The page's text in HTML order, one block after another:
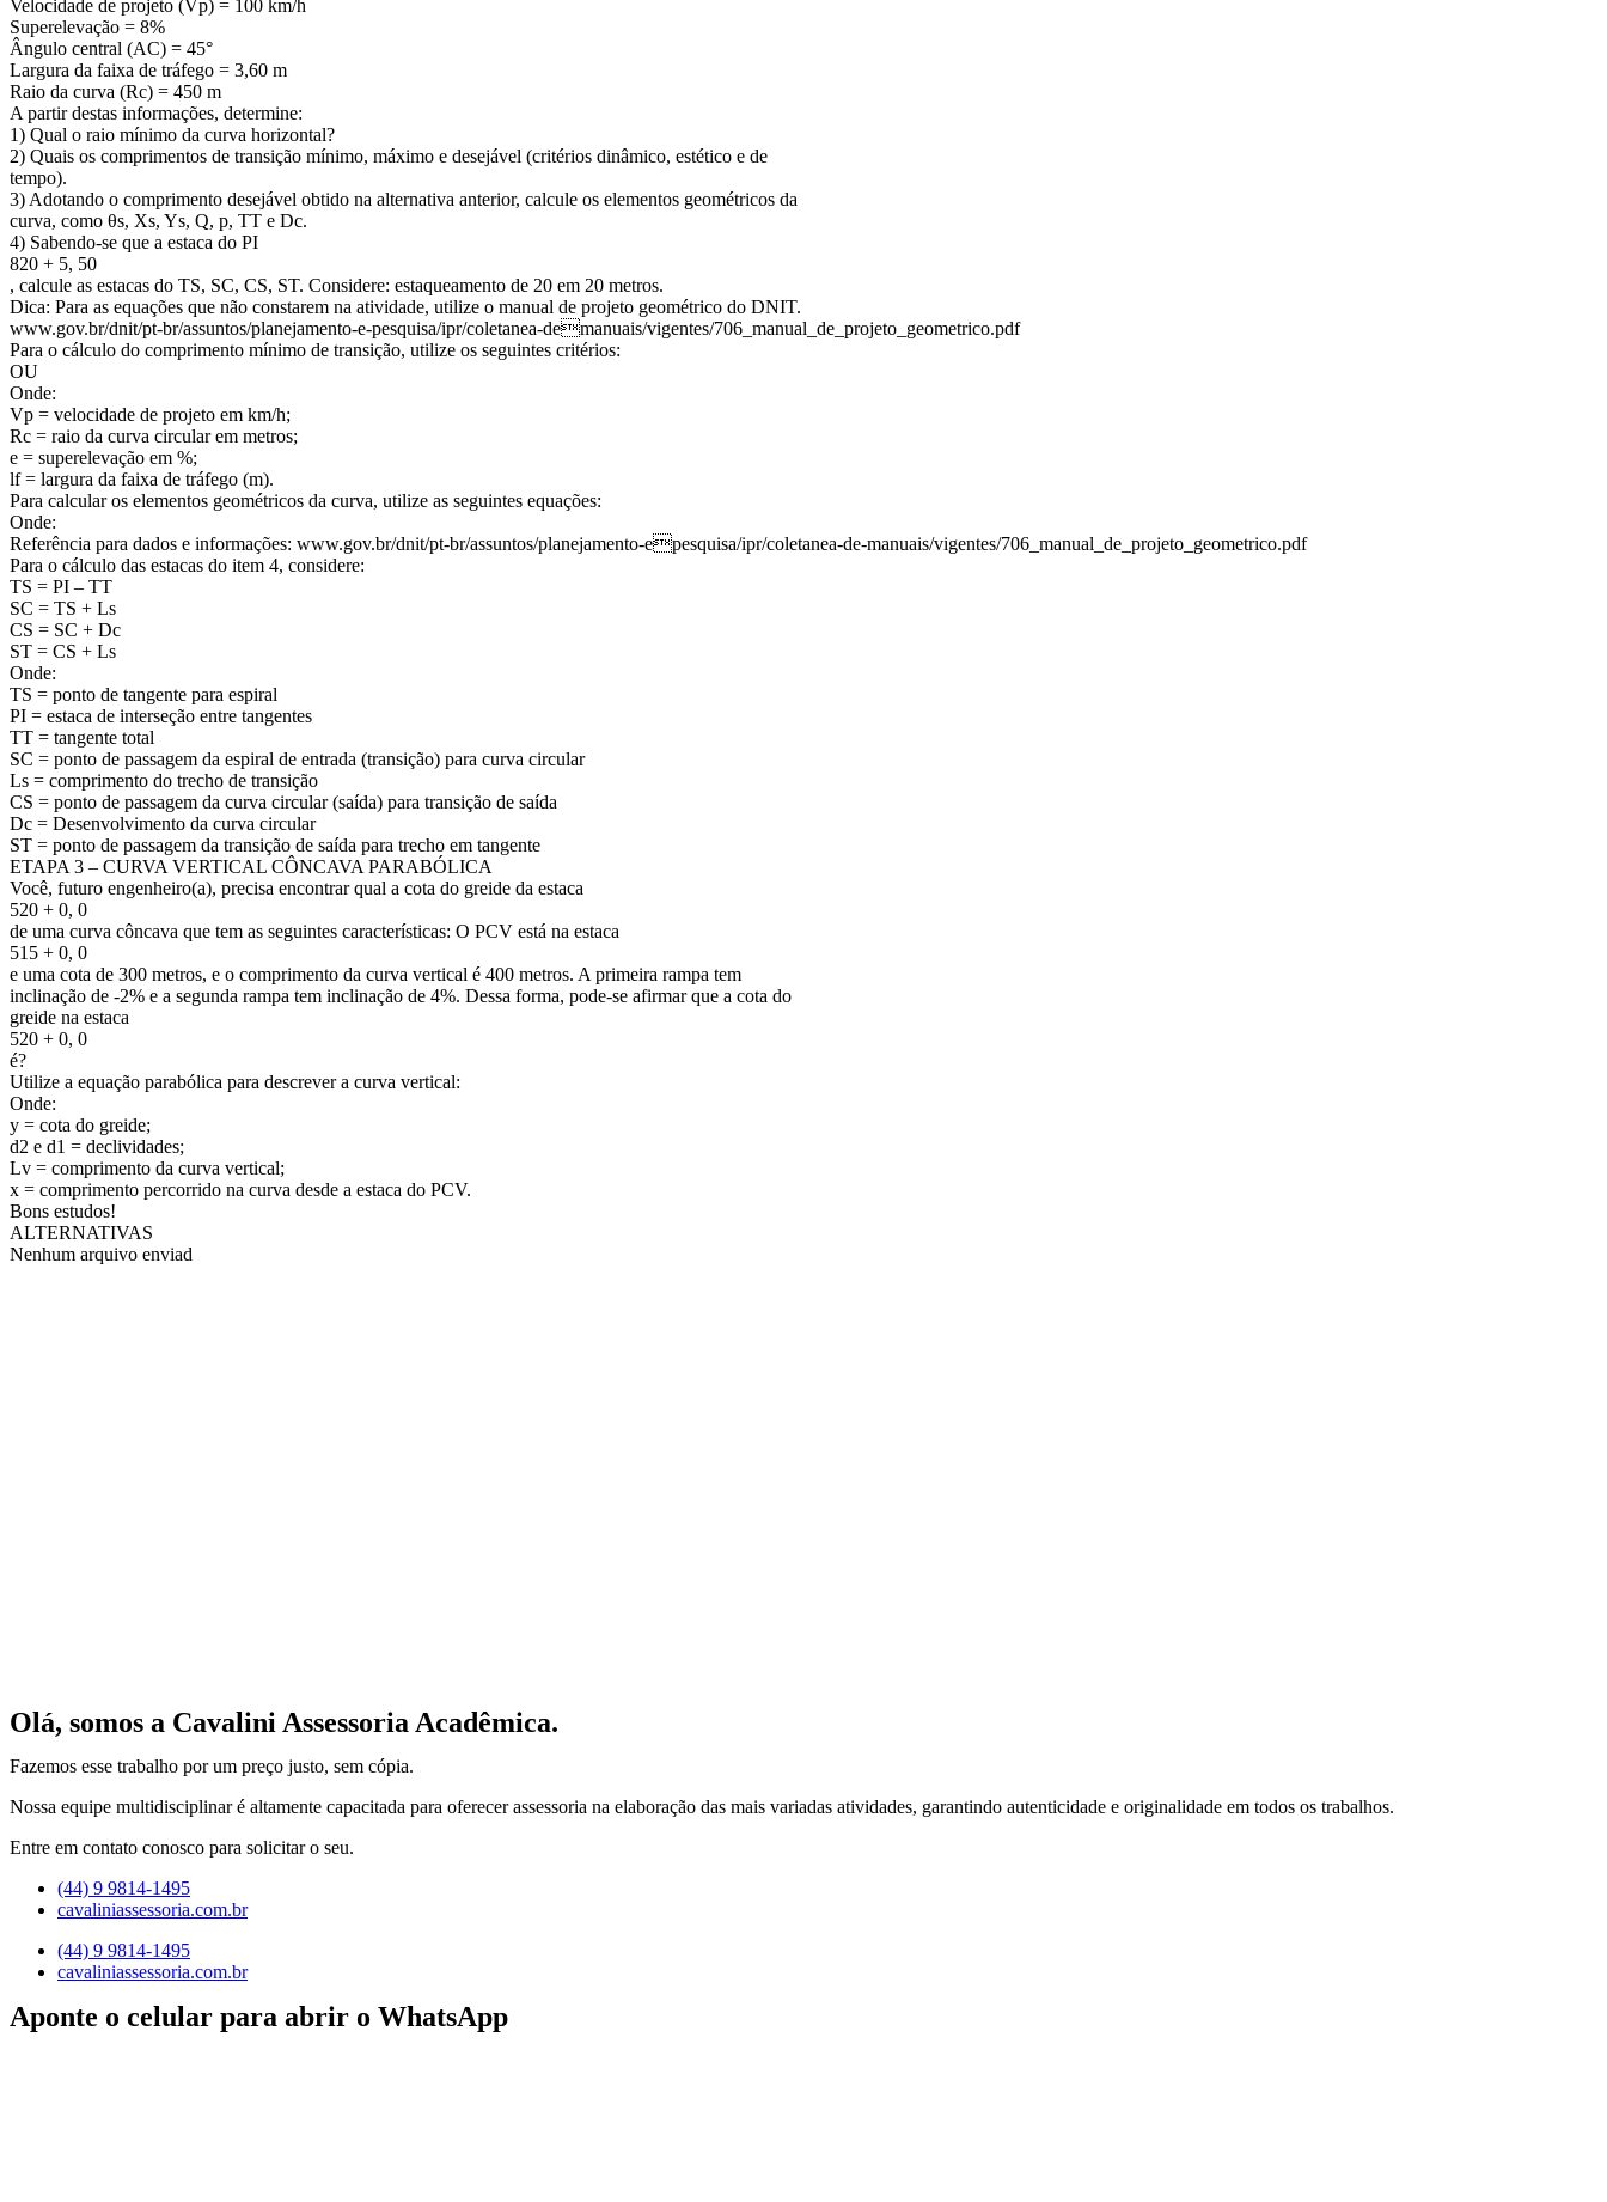
Velocidade de projeto (Vp) = 100 km/h
Superelevação = 8%
Ângulo central (AC) = 45°
Largura da faixa de tráfego = 3,60 m
Raio da curva (Rc) = 450 m
A partir destas informações, determine:
1) Qual o raio mínimo da curva horizontal?
2) Quais os comprimentos de transição mínimo, máximo e desejável (critérios dinâmico, estético e de
tempo).
3) Adotando o comprimento desejável obtido na alternativa anterior, calcule os elementos geométricos da
curva, como θs, Xs, Ys, Q, p, TT e Dc.
4) Sabendo-se que a estaca do PI
820 + 5, 50
, calcule as estacas do TS, SC, CS, ST. Considere: estaqueamento de 20 em 20 metros.
Dica: Para as equações que não constarem na atividade, utilize o manual de projeto geométrico do DNIT.
www.gov.br/dnit/pt-br/assuntos/planejamento-e-pesquisa/ipr/coletanea-demanuais/vigentes/706_manual_de_projeto_geometrico.pdf
Para o cálculo do comprimento mínimo de transição, utilize os seguintes critérios:
OU
Onde:
Vp = velocidade de projeto em km/h;
Rc = raio da curva circular em metros;
e = superelevação em %;
lf = largura da faixa de tráfego (m).
Para calcular os elementos geométricos da curva, utilize as seguintes equações:
Onde:
Referência para dados e informações: www.gov.br/dnit/pt-br/assuntos/planejamento-epesquisa/ipr/coletanea-de-manuais/vigentes/706_manual_de_projeto_geometrico.pdf
Para o cálculo das estacas do item 4, considere:
TS = PI – TT
SC = TS + Ls
CS = SC + Dc
ST = CS + Ls
Onde:
TS = ponto de tangente para espiral
PI = estaca de interseção entre tangentes
TT = tangente total
SC = ponto de passagem da espiral de entrada (transição) para curva circular
Ls = comprimento do trecho de transição
CS = ponto de passagem da curva circular (saída) para transição de saída
Dc = Desenvolvimento da curva circular
ST = ponto de passagem da transição de saída para trecho em tangente
ETAPA 3 – CURVA VERTICAL CÔNCAVA PARABÓLICA
Você, futuro engenheiro(a), precisa encontrar qual a cota do greide da estaca
520 + 0, 0
de uma curva côncava que tem as seguintes características: O PCV está na estaca
515 + 0, 0
e uma cota de 300 metros, e o comprimento da curva vertical é 400 metros. A primeira rampa tem
inclinação de -2% e a segunda rampa tem inclinação de 4%. Dessa forma, pode-se afirmar que a cota do
greide na estaca
520 + 0, 0
é?
Utilize a equação parabólica para descrever a curva vertical:
Onde:
y = cota do greide;
d2 e d1 = declividades;
Lv = comprimento da curva vertical;
x = comprimento percorrido na curva desde a estaca do PCV.
Bons estudos!
ALTERNATIVAS
Nenhum arquivo enviad
Olá, somos a Cavalini Assessoria Acadêmica.
Fazemos esse trabalho por um preço justo, sem cópia.
Nossa equipe multidisciplinar é altamente capacitada para oferecer assessoria na elaboração das mais variadas atividades, garantindo autenticidade e originalidade em todos os trabalhos.
Entre em contato conosco para solicitar o seu.
(44) 9 9814-1495
cavaliniassessoria.com.br
(44) 9 9814-1495
cavaliniassessoria.com.br
Aponte o celular para abrir o WhatsApp